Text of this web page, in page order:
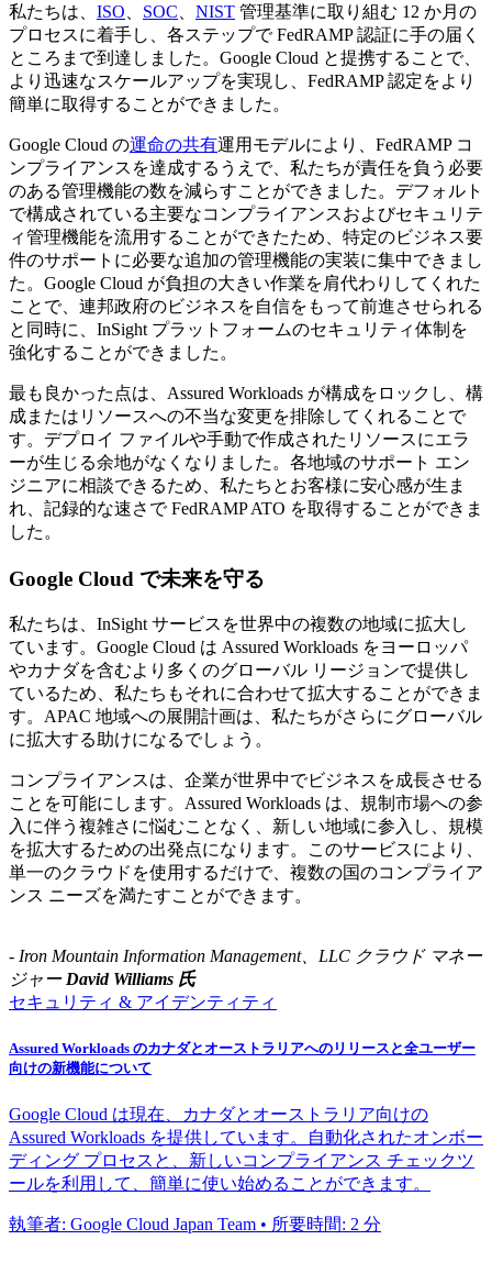
私たちは、 ISO SOC NIST 管理基準に取り組む 12 か月の
プロセスに着手し、各ステップで FedRAMP 認証に手の届く
ところまで到達しました。Google Cloud と提携することで、
より迅速なスケールアップを実現し、FedRAMP 認定をより
簡単に取得することができました。
Google Cloud の運命の共有運用モデルにより、FedRAMP コ
ンプライアンスを達成するうえで、私たちが責任を負う必要
のある管理機能の数を減らすことができました。デフォルト
で構成されている主要なコンプライアンスおよびセキュリテ
ィ管理機能を流用することができたため、特定のビジネス要
件のサポートに必要な追加の管理機能の実装に集中できまし
た。Google Cloud が負担の大きい作業を肩代わりしてくれた
ことで、連邦政府のビジネスを自信をもって前進させられる
と同時に、InSight プラットフォームのセキュリティ体制を
強化することができました。
最も良かった点は、Assured Workloads が構成をロックし、構
成またはリソースへの不当な変更を排除してくれることで
す。デプロイ ファイルや手動で作成されたリソースにエラ
ーが生じる余地がなくなりました。各地域のサポート エン
ジニアに相談できるため、私たちとお客様に安心感が生ま
れ、記録的な速さで FedRAMP ATO を取得することができま
した。
Google Cloud で未来を守る
私たちは、InSight サービスを世界中の複数の地域に拡大し
ています。Google Cloud は Assured Workloads をヨーロッパ
やカナダを含むより多くのグローバル リージョンで提供し
ているため、私たちもそれに合わせて拡大することができま
す。APAC 地域への展開計画は、私たちがさらにグローバル
に拡大する助けになるでしょう。
コンプライアンスは、企業が世界中でビジネスを成長させる
ことを可能にします。Assured Workloads は、規制市場への参
入に伴う複雑さに悩むことなく、新しい地域に参入し、規模
を拡大するための出発点になります。このサービスにより、
単一のクラウドを使用するだけで、複数の国のコンプライア
ンス ニーズを満たすことができます。
- Iron Mountain Information Management、LLC クラウド マネー
ジャー David Williams 氏
セキュリティ & アイデンティティ
Assured Workloads のカナダとオーストラリアへのリリースと全ユーザー
向けの新機能について
Google Cloud は現在、カナダとオーストラリア向けの
Assured Workloads を提供しています。自動化されたオンボー
ディング プロセスと、新しいコンプライアンス チェックツ
ールを利用して、簡単に使い始めることができます。
執筆者: Google Cloud Japan Team • 所要時間: 2 分